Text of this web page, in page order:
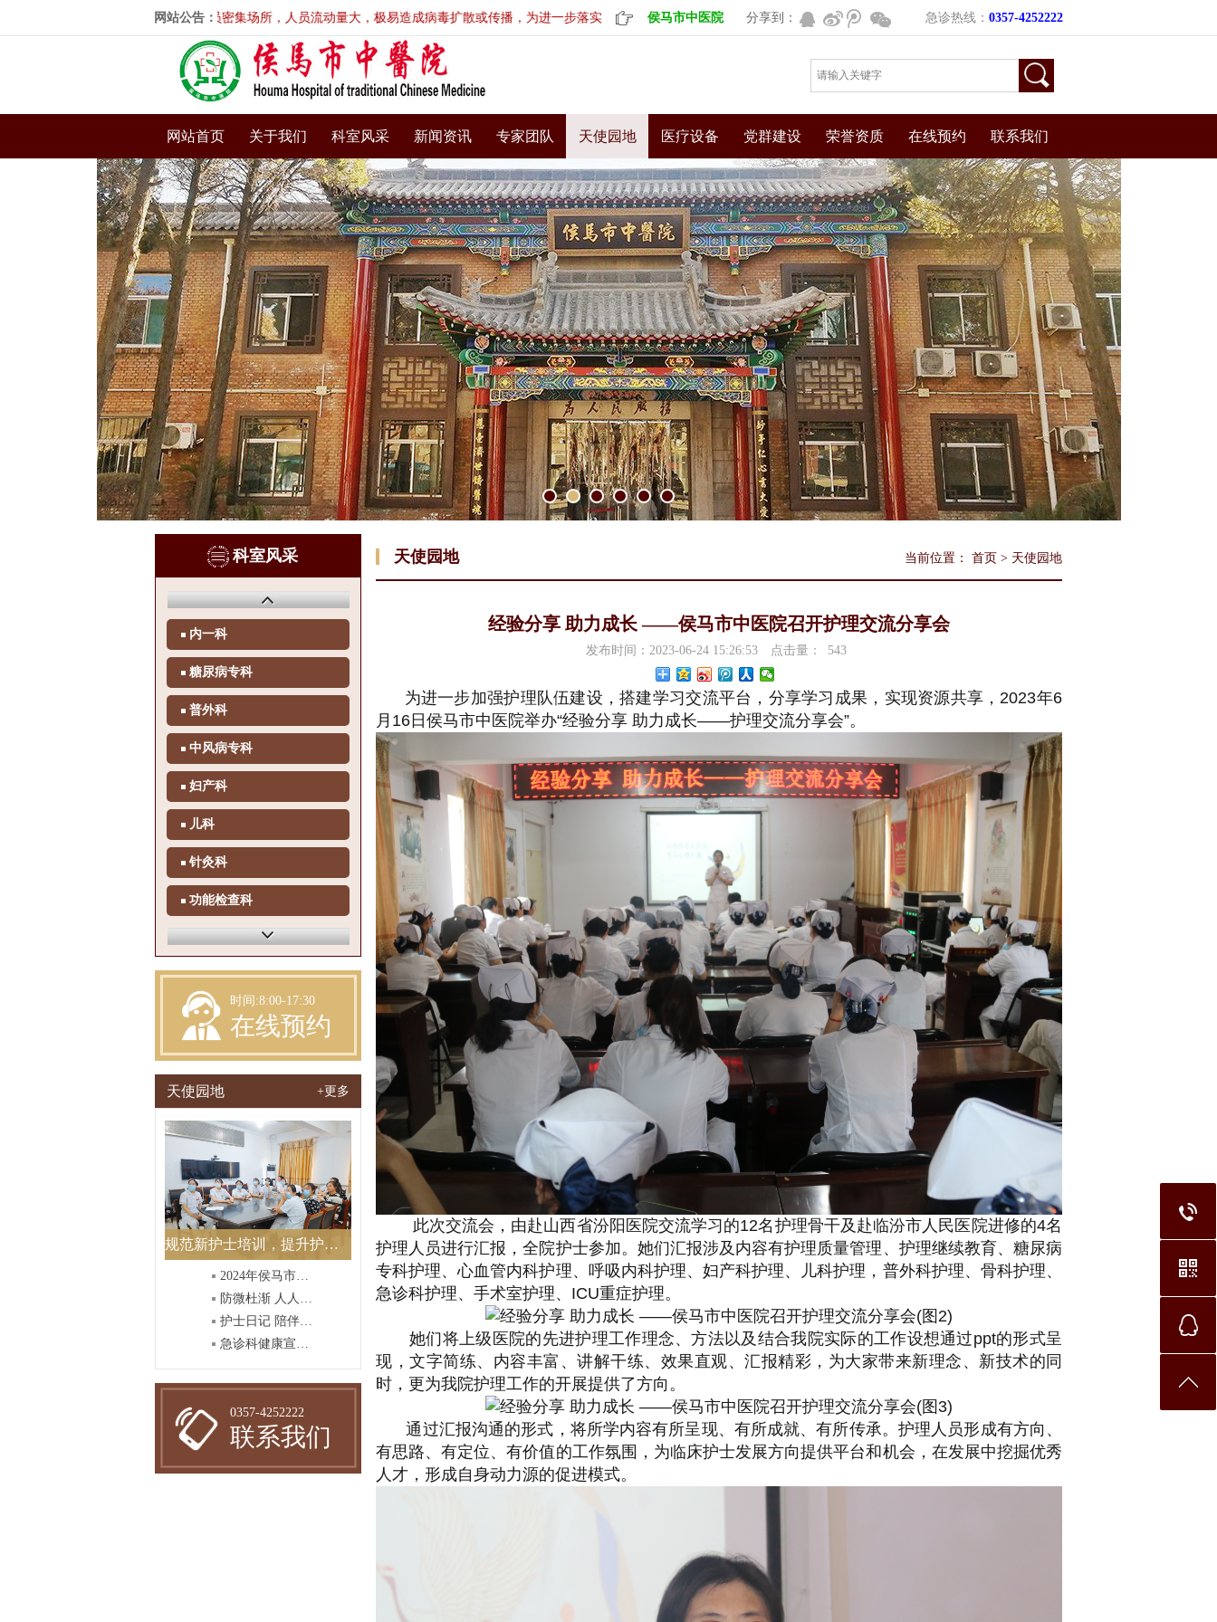
网站公告：
，选择到我院就诊。医院为人员密集场所，人员流动量大，极易造成病毒扩散或传播，为进一步落实“外防输入，内防反弹”的防控策略，做好疫情防控工作，确保广大人民群众的生命安全和身体健康，特将相
急诊热线： 0357-4252222
侯马市中医院 分享到：
网站首页 关于我们 科室风采 新闻资讯 专家团队 天使园地 医疗设备 党群建设 荣誉资质 在线预约 联系我们
科室风采
内一科
糖尿病专科
普外科
中风病专科
妇产科
儿科
针灸科
功能检查科
体检科
检验科
时间:8:00-17:30
在线预约
天使园地 +更多
规范新护士培训，提升护理质量
2024年侯马市中医院护士节庆祝活动-----主题“我们的护
防微杜渐 人人树立安全意识
护士日记 陪伴护士成长
急诊科健康宣教视频——冬病夏治三伏贴
0357-4252222
联系我们
天使园地 当前位置： 首页 > 天使园地
经验分享 助力成长 ——侯马市中医院召开护理交流分享会
发布时间：2023-06-24 15:26:53 点击量： 543
为进一步加强护理队伍建设，搭建学习交流平台，分享学习成果，实现资源共享，2023年6
月16日侯马市中医院举办“经验分享 助力成长——护理交流分享会”。
此次交流会，由赴山西省汾阳医院交流学习的12名护理骨干及赴临汾市人民医院进修的4名
护理人员进行汇报，全院护士参加。她们汇报涉及内容有护理质量管理、护理继续教育、糖尿病
专科护理、心血管内科护理、呼吸内科护理、妇产科护理、儿科护理，普外科护理、骨科护理、
急诊科护理、手术室护理、ICU重症护理。
她们将上级医院的先进护理工作理念、方法以及结合我院实际的工作设想通过ppt的形式呈
现，文字简练、内容丰富、讲解干练、效果直观、汇报精彩，为大家带来新理念、新技术的同
时，更为我院护理工作的开展提供了方向。
通过汇报沟通的形式，将所学内容有所呈现、有所成就、有所传承。护理人员形成有方向、
有思路、有定位、有价值的工作氛围，为临床护士发展方向提供平台和机会，在发展中挖掘优秀
人才，形成自身动力源的促进模式。